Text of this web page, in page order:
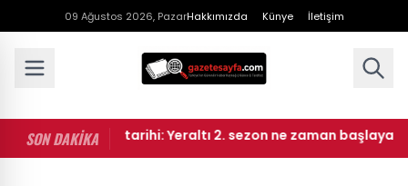
09 Ağustos 2026, PazarHakkımızda Künye İletişim
SON DAKİKA
yeni sezon tarihi: Yeraltı 2. sezon ne zaman başlayacak?